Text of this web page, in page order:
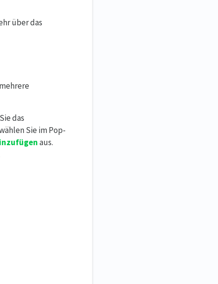
über das
das
Sie im Pop-
aus.